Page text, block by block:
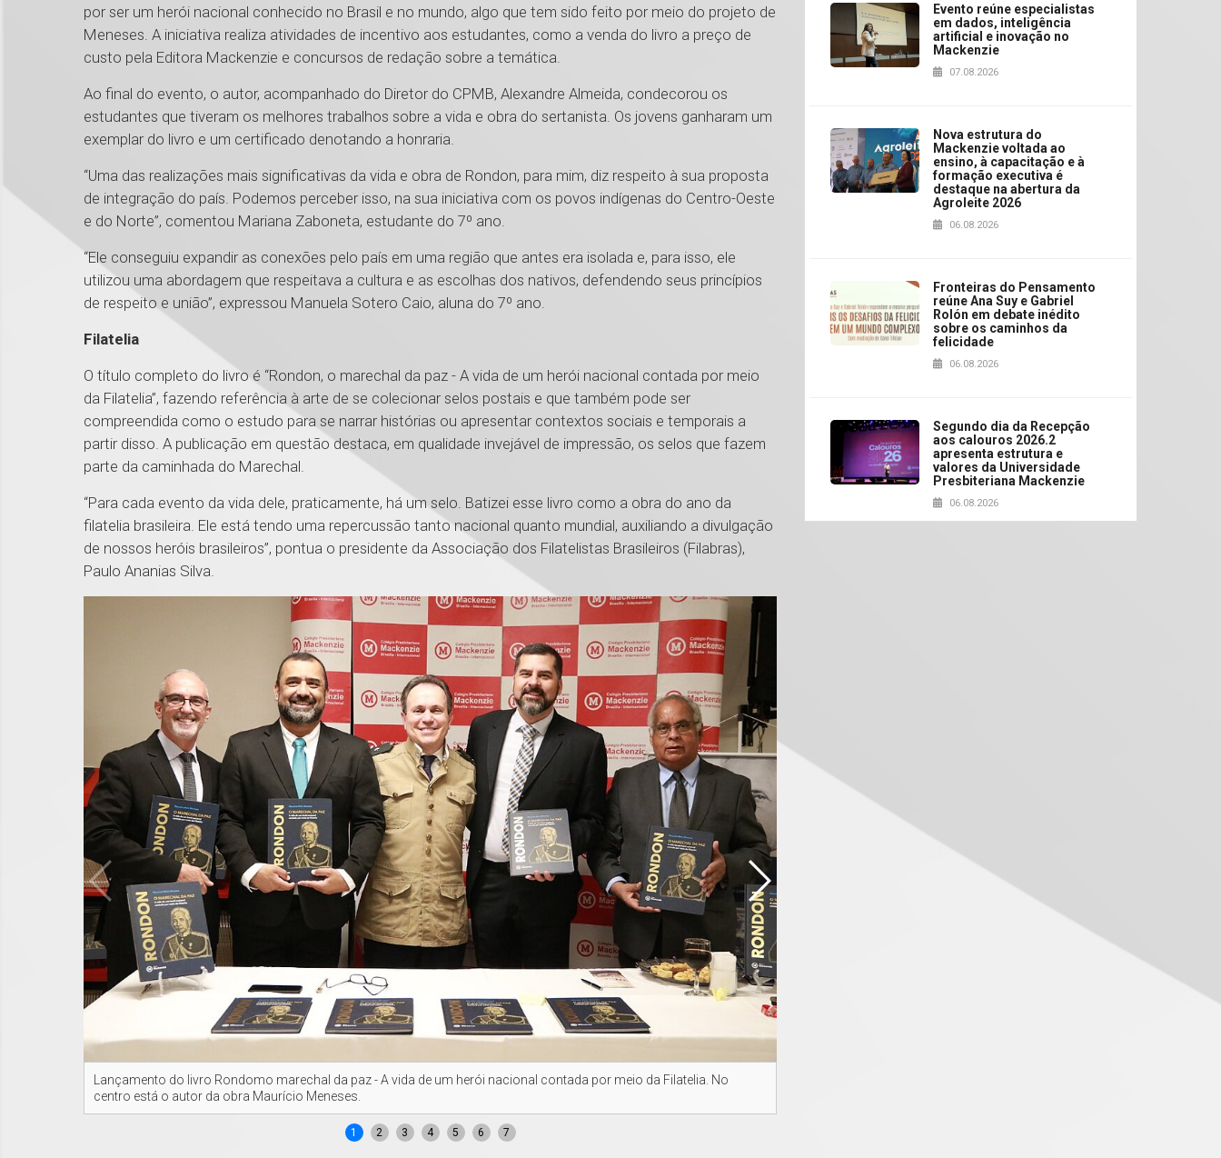
por ser um herói nacional conhecido no Brasil e no mundo, algo que tem sido feito por meio do projeto de
Meneses. A iniciativa realiza atividades de incentivo aos estudantes, como a venda do livro a preço de
custo pela Editora Mackenzie e concursos de redação sobre a temática.
Ao final do evento, o autor, acompanhado do Diretor do CPMB, Alexandre Almeida, condecorou os
estudantes que tiveram os melhores trabalhos sobre a vida e obra do sertanista. Os jovens ganharam um
exemplar do livro e um certificado denotando a honraria.
“Uma das realizações mais significativas da vida e obra de Rondon, para mim, diz respeito à sua proposta
de integração do país. Podemos perceber isso, na sua iniciativa com os povos indígenas do Centro-Oeste
e do Norte”, comentou Mariana Zaboneta, estudante do 7º ano.
“Ele conseguiu expandir as conexões pelo país em uma região que antes era isolada e, para isso, ele
utilizou uma abordagem que respeitava a cultura e as escolhas dos nativos, defendendo seus princípios
de respeito e união”, expressou Manuela Sotero Caio, aluna do 7º ano.
Filatelia
O título completo do livro é “Rondon, o marechal da paz - A vida de um herói nacional contada por meio
da Filatelia”, fazendo referência à arte de se colecionar selos postais e que também pode ser
compreendida como o estudo para se narrar histórias ou apresentar contextos sociais e temporais a
partir disso. A publicação em questão destaca, em qualidade invejável de impressão, os selos que fazem
parte da caminhada do Marechal.
“Para cada evento da vida dele, praticamente, há um selo. Batizei esse livro como a obra do ano da
filatelia brasileira. Ele está tendo uma repercussão tanto nacional quanto mundial, auxiliando a divulgação
de nossos heróis brasileiros’’, pontua o presidente da Associação dos Filatelistas Brasileiros (Filabras),
Paulo Ananias Silva.
Lançamento do livro Rondomo marechal da paz - A vida de um herói nacional contada por meio da Filatelia. No
centro está o autor da obra Maurício Meneses.
1 2 3 4 5 6 7
Evento reúne especialistas
em dados, inteligência
artificial e inovação no
Mackenzie
07.08.2026
Nova estrutura do
Mackenzie voltada ao
ensino, à capacitação e à
formação executiva é
destaque na abertura da
Agroleite 2026
06.08.2026
Fronteiras do Pensamento
reúne Ana Suy e Gabriel
Rolón em debate inédito
sobre os caminhos da
felicidade
06.08.2026
Segundo dia da Recepção
aos calouros 2026.2
apresenta estrutura e
valores da Universidade
Presbiteriana Mackenzie
06.08.2026